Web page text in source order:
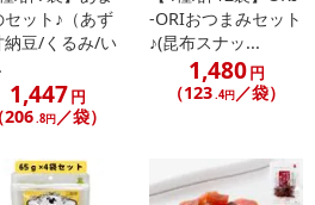
セット♪（あず
納豆/くるみ/い
1,447円
（206 .8円 ／袋）
-ORIおつまみセット
♪(昆布スナッ...
1,480円
（123 .4円 ／袋）